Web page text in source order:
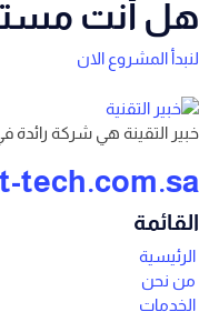
هل أنت
لنبدأ المشروع الان
خبير التقينة هي شركة رائدة
tech.com.sa
القائمة
الرئيسية
من نحن
الخدمات